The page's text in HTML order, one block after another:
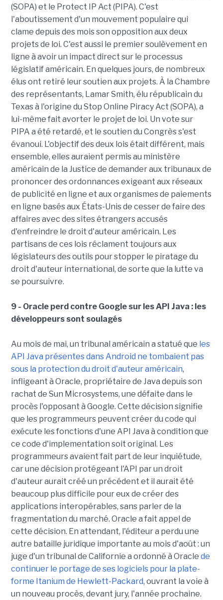
(SOPA) et le Protect IP Act (PIPA). C'est
l'aboutissement d'un mouvement populaire qui
clame depuis des mois son opposition aux deux
projets de loi. C'est aussi le premier soulèvement en
ligne à avoir un impact direct sur le processus
législatif américain. En quelques jours, de nombreux
élus ont retiré leur soutien aux projets. À la Chambre
des représentants, Lamar Smith, élu républicain du
Texas à l'origine du Stop Online Piracy Act (SOPA), a
lui-même fait avorter le projet de loi. Un vote sur
PIPA a été retardé, et le soutien du Congrès s'est
évanoui. L'objectif des deux lois était différent, mais
ensemble, elles auraient permis au ministère
américain de la Justice de demander aux tribunaux de
prononcer des ordonnances exigeant aux réseaux
de publicité en ligne et aux organismes de paiements
en ligne basés aux États-Unis de cesser de faire des
affaires avec des sites étrangers accusés
d'enfreindre le droit d'auteur américain. Les
partisans de ces lois réclament toujours aux
législateurs des outils pour stopper le piratage du
droit d'auteur international, de sorte que la lutte va
se poursuivre.
9 - Oracle perd contre Google sur les API Java : les
développeurs sont soulagés
Au mois de mai, un tribunal américain a statué que les
API Java présentes dans Android ne tombaient pas
sous la protection du droit d'auteur américain,
infligeant à Oracle, propriétaire de Java depuis son
rachat de Sun Microsystems, une défaite dans le
procès l'opposant à Google. Cette décision signifie
que les programmeurs peuvent créer du code qui
exécute les fonctions d'une API Java à condition que
ce code d'implementation soit original. Les
programmeurs avaient fait part de leur inquiétude,
car une décision protégeant l'API par un droit
d'auteur aurait créé un précédent et il aurait été
beaucoup plus difficile pour eux de créer des
applications interopérables, sans parler de la
fragmentation du marché. Oracle a fait appel de
cette décision. En attendant, l'éditeur a perdu une
autre bataille juridique importante au mois d'août : un
juge d'un tribunal de Californie a ordonné à Oracle de
continuer le portage de ses logiciels pour la plate-
forme Itanium de Hewlett-Packard, ouvrant la voie à
un nouveau procès, devant jury, l'année prochaine.